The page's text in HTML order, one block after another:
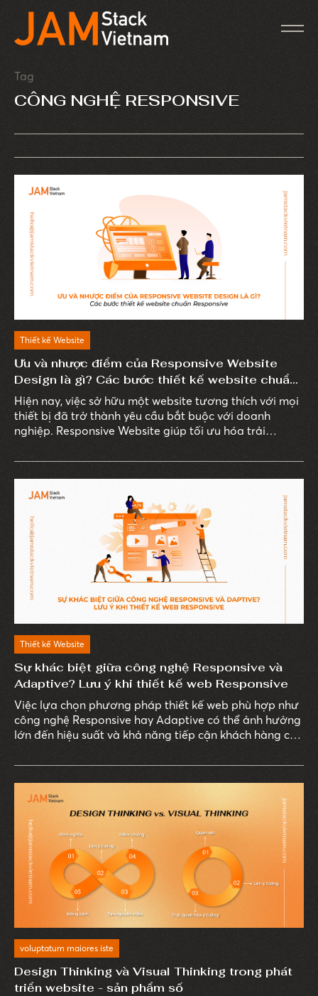
Tag
CÔNG NGHỆ RESPONSIVE
Thiết kế Website
Ưu và nhược điểm của Responsive Website
Design là gì? Các bước thiết kế website chuẩn
Responsive
Hiện nay, việc sở hữu một website tương thích với mọi
thiết bị đã trở thành yêu cầu bắt buộc với doanh
nghiệp. Responsive Website giúp tối ưu hóa trải
đáng kể cho doanh nghiệp.
Thiết kế Website
Sự khác biệt giữa công nghệ Responsive và
Adaptive? Lưu ý khi thiết kế web Responsive
Việc lựa chọn phương pháp thiết kế web phù hợp như
công nghệ Responsive hay Adaptive có thể ảnh hưởng
lớn đến hiệu suất và khả năng tiếp cận khách hàng của
voluptatum maiores iste
Design Thinking và Visual Thinking trong phát
triển website - sản phẩm số